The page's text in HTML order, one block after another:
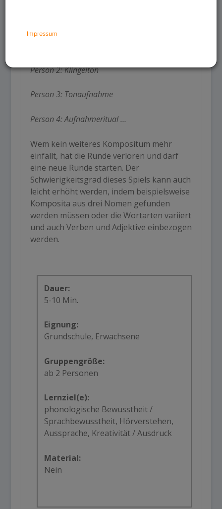
Person 2: Klingelton
Person 3: Tonaufnahme
Person 4: Aufnahmeritual …
Wem kein weiteres Kompositum mehr
einfällt, hat die Runde verloren und darf
eine neue Runde starten. Der
Schwierigkeitsgrad dieses Spiels kann auch
leicht erhöht werden, indem beispielsweise
Komposita aus drei Nomen gefunden
werden müssen oder die Wortarten variiert
und auch Verben und Adjektive einbezogen
werden.
Dauer:
5-10 Min.
Eignung:
Grundschule, Erwachsene
Gruppengröße:
ab 2 Personen
Lernziel(e):
phonologische Bewusstheit /
Sprachbewusstheit, Hörverstehen,
Aussprache, Kreativität / Ausdruck
Material:
Nein